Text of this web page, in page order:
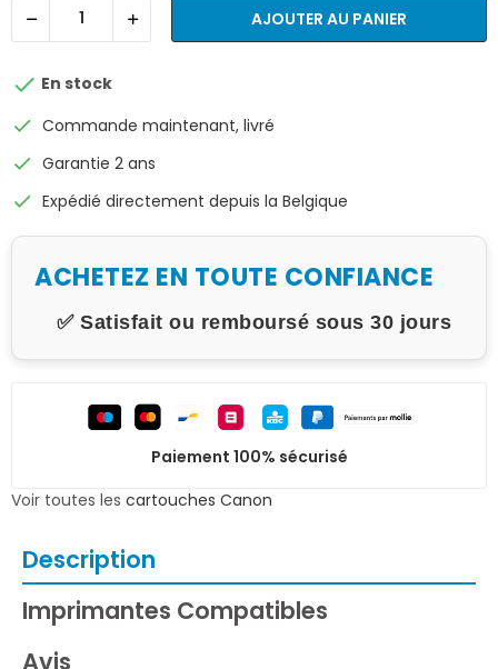
AJOUTER AU PANIER
 En stock
check Commande maintenant, livré
check Garantie 2 ans
check Expédié directement depuis la Belgique
ACHETEZ EN TOUTE CONFIANCE
✅ Satisfait ou remboursé sous 30 jours
Paiement 100% sécurisé
Voir toutes les cartouches Canon
Description
Imprimantes Compatibles
Avis